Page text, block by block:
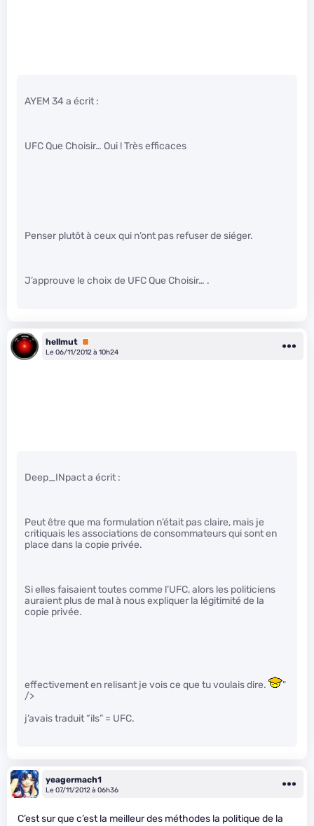
AYEM 34 a écrit :
UFC Que Choisir… Oui ! Très efficaces
Penser plutôt à ceux qui n’ont pas refuser de siéger.
J’approuve le choix de UFC Que Choisir… .
hellmut Premium
Le 06/11/2012 à 10h24
Deep_INpact a écrit :
Peut être que ma formulation n’était pas claire, mais je
critiquais les associations de consommateurs qui sont en
place dans la copie privée.
Si elles faisaient toutes comme l’UFC, alors les politiciens
auraient plus de mal à nous expliquer la légitimité de la
copie privée.
effectivement en relisant je vois ce que tu voulais dire.
"
/>
j’avais traduit “ils” = UFC.
yeagermach1
Le 07/11/2012 à 06h36
C’est sur que c’est la meilleur des méthodes la politique de la